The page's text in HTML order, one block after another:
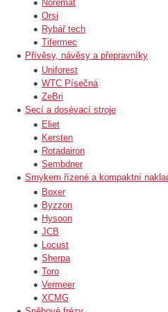
Noremat
Orsi
Rybář tech
Tifermec
Přívěsy, návěsy a přepravníky
Uniforest
WTC Písečná
ZeBri
Secí a dosévací stroje
Eliet
Kersten
Rotadairon
Sembdner
Smykem řízené a kompaktní
Boxer
Byzzon
Hysoon
JCB
Locust
Sherpa
Toro
Vermeer
XCMG